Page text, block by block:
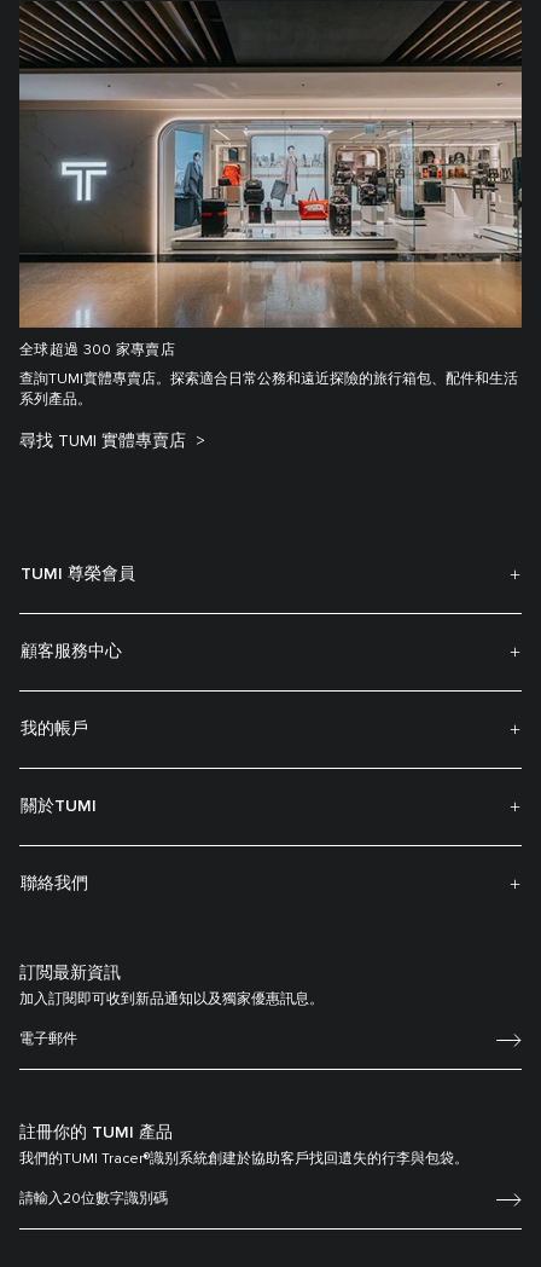
全球超過 300 家專賣店
查詢TUMI實體專賣店。探索適合日常公務和遠近探險的旅行箱包、配件和生活
系列產品。
尋找 TUMI 實體專賣店
TUMI 尊榮會員
顧客服務中心
我的帳戶
關於TUMI
聯絡我們
訂閲最新資訊
加入訂閱即可收到新品通知以及獨家優惠訊息。
註冊你的 TUMI 產品
我們的TUMI Tracer®識别系統創建於協助客戶找回遺失的行李與包袋。